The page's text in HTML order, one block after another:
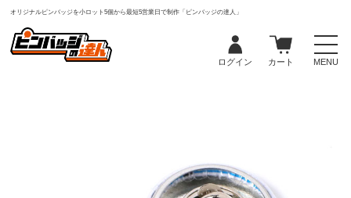
オリジナルピンバッジを小ロット5個から最短5営業日で制作「ピンバッジの達人」
ログイン カート MENU